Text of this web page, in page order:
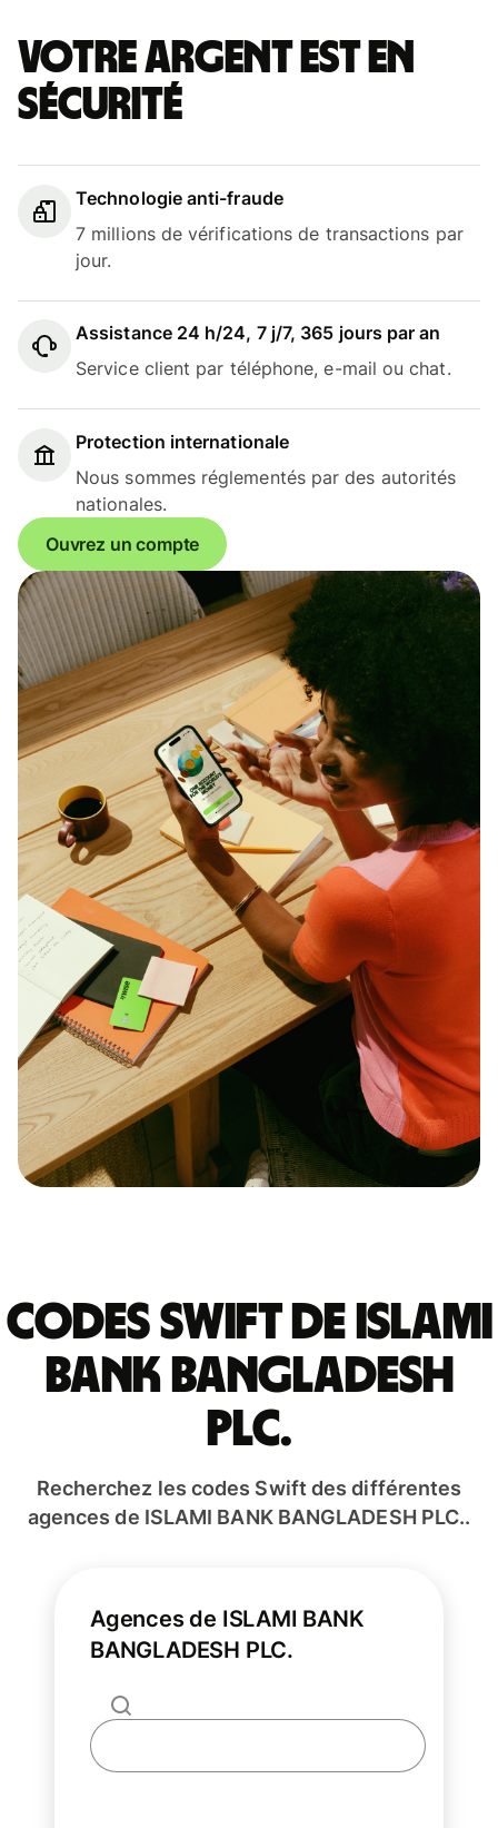
Votre argent est en
sécurité
Technologie anti-fraude
7 millions de vérifications de transactions par
jour.
Assistance 24 h/24, 7 j/7, 365 jours par an
Service client par téléphone, e-mail ou chat.
Protection internationale
Nous sommes réglementés par des autorités
nationales.
Ouvrez un compte
Codes Swift de ISLAMI
BANK BANGLADESH
PLC.
Recherchez les codes Swift des différentes
agences de ISLAMI BANK BANGLADESH PLC..
Agences de ISLAMI BANK
BANGLADESH PLC.